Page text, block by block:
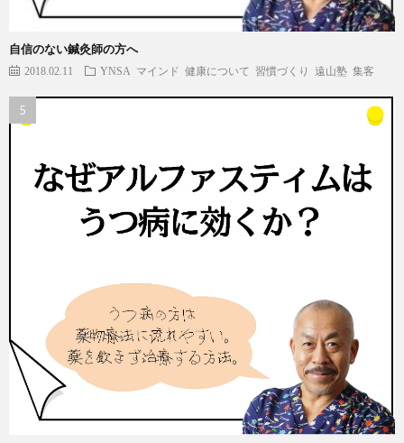
自信のない鍼灸師の方へ
2018.02.11 YNSA マインド 健康について 習慣づくり 遠山塾 集客